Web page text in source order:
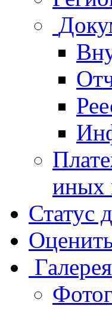
иных
Статус
Галерея